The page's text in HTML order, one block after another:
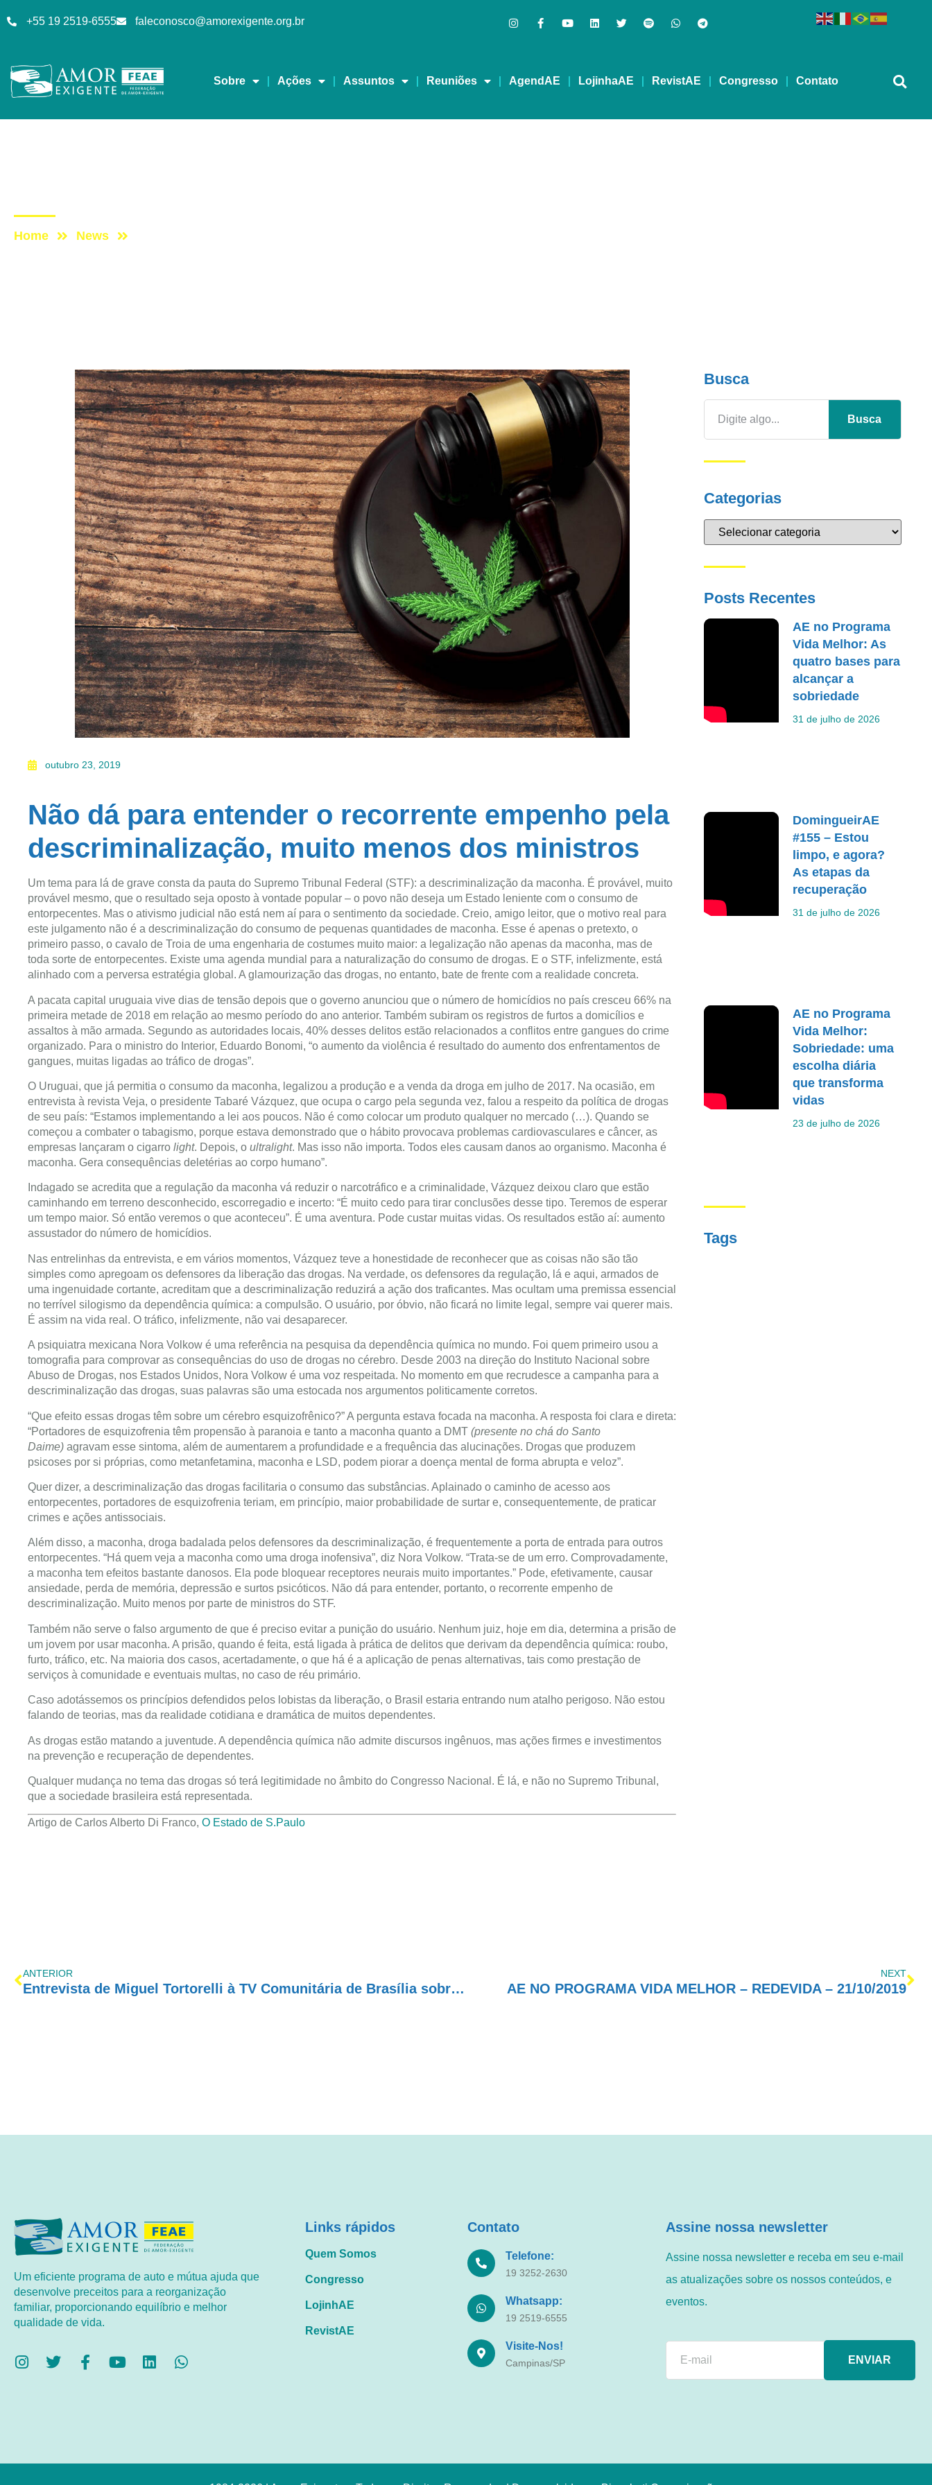
+55 19 2519-6555 faleconosco@amorexigente.org.br
Sobre Ações Assuntos Reuniões AgendAE LojinhaAE RevistAE Congresso Contato
Home News
outubro 23, 2019
Não dá para entender o recorrente empenho pela
descriminalização, muito menos dos ministros
Um tema para lá de grave consta da pauta do Supremo Tribunal Federal (STF): a descriminalização da maconha. É provável, muito
provável mesmo, que o resultado seja oposto à vontade popular – o povo não deseja um Estado leniente com o consumo de
entorpecentes. Mas o ativismo judicial não está nem aí para o sentimento da sociedade. Creio, amigo leitor, que o motivo real para
este julgamento não é a descriminalização do consumo de pequenas quantidades de maconha. Esse é apenas o pretexto, o
primeiro passo, o cavalo de Troia de uma engenharia de costumes muito maior: a legalização não apenas da maconha, mas de
toda sorte de entorpecentes. Existe uma agenda mundial para a naturalização do consumo de drogas. E o STF, infelizmente, está
alinhado com a perversa estratégia global. A glamourização das drogas, no entanto, bate de frente com a realidade concreta.
A pacata capital uruguaia vive dias de tensão depois que o governo anunciou que o número de homicídios no país cresceu 66% na
primeira metade de 2018 em relação ao mesmo período do ano anterior. Também subiram os registros de furtos a domicílios e
assaltos à mão armada. Segundo as autoridades locais, 40% desses delitos estão relacionados a conflitos entre gangues do crime
organizado. Para o ministro do Interior, Eduardo Bonomi, “o aumento da violência é resultado do aumento dos enfrentamentos de
gangues, muitas ligadas ao tráfico de drogas”.
O Uruguai, que já permitia o consumo da maconha, legalizou a produção e a venda da droga em julho de 2017. Na ocasião, em
entrevista à revista Veja, o presidente Tabaré Vázquez, que ocupa o cargo pela segunda vez, falou a respeito da política de drogas
de seu país: “Estamos implementando a lei aos poucos. Não é como colocar um produto qualquer no mercado (…). Quando se
começou a combater o tabagismo, porque estava demonstrado que o hábito provocava problemas cardiovasculares e câncer, as
empresas lançaram o cigarro light. Depois, o ultralight. Mas isso não importa. Todos eles causam danos ao organismo. Maconha é
maconha. Gera consequências deletérias ao corpo humano”.
Indagado se acredita que a regulação da maconha vá reduzir o narcotráfico e a criminalidade, Vázquez deixou claro que estão
caminhando em terreno desconhecido, escorregadio e incerto: “É muito cedo para tirar conclusões desse tipo. Teremos de esperar
um tempo maior. Só então veremos o que aconteceu”. É uma aventura. Pode custar muitas vidas. Os resultados estão aí: aumento
assustador do número de homicídios.
Nas entrelinhas da entrevista, e em vários momentos, Vázquez teve a honestidade de reconhecer que as coisas não são tão
simples como apregoam os defensores da liberação das drogas. Na verdade, os defensores da regulação, lá e aqui, armados de
uma ingenuidade cortante, acreditam que a descriminalização reduzirá a ação dos traficantes. Mas ocultam uma premissa essencial
no terrível silogismo da dependência química: a compulsão. O usuário, por óbvio, não ficará no limite legal, sempre vai querer mais.
É assim na vida real. O tráfico, infelizmente, não vai desaparecer.
A psiquiatra mexicana Nora Volkow é uma referência na pesquisa da dependência química no mundo. Foi quem primeiro usou a
tomografia para comprovar as consequências do uso de drogas no cérebro. Desde 2003 na direção do Instituto Nacional sobre
Abuso de Drogas, nos Estados Unidos, Nora Volkow é uma voz respeitada. No momento em que recrudesce a campanha para a
descriminalização das drogas, suas palavras são uma estocada nos argumentos politicamente corretos.
“Que efeito essas drogas têm sobre um cérebro esquizofrênico?” A pergunta estava focada na maconha. A resposta foi clara e direta:
“Portadores de esquizofrenia têm propensão à paranoia e tanto a maconha quanto a DMT (presente no chá do Santo
Daime) agravam esse sintoma, além de aumentarem a profundidade e a frequência das alucinações. Drogas que produzem
psicoses por si próprias, como metanfetamina, maconha e LSD, podem piorar a doença mental de forma abrupta e veloz”.
Quer dizer, a descriminalização das drogas facilitaria o consumo das substâncias. Aplainado o caminho de acesso aos
entorpecentes, portadores de esquizofrenia teriam, em princípio, maior probabilidade de surtar e, consequentemente, de praticar
crimes e ações antissociais.
Além disso, a maconha, droga badalada pelos defensores da descriminalização, é frequentemente a porta de entrada para outros
entorpecentes. “Há quem veja a maconha como uma droga inofensiva”, diz Nora Volkow. “Trata-se de um erro. Comprovadamente,
a maconha tem efeitos bastante danosos. Ela pode bloquear receptores neurais muito importantes.” Pode, efetivamente, causar
ansiedade, perda de memória, depressão e surtos psicóticos. Não dá para entender, portanto, o recorrente empenho de
descriminalização. Muito menos por parte de ministros do STF.
Também não serve o falso argumento de que é preciso evitar a punição do usuário. Nenhum juiz, hoje em dia, determina a prisão de
um jovem por usar maconha. A prisão, quando é feita, está ligada à prática de delitos que derivam da dependência química: roubo,
furto, tráfico, etc. Na maioria dos casos, acertadamente, o que há é a aplicação de penas alternativas, tais como prestação de
serviços à comunidade e eventuais multas, no caso de réu primário.
Caso adotássemos os princípios defendidos pelos lobistas da liberação, o Brasil estaria entrando num atalho perigoso. Não estou
falando de teorias, mas da realidade cotidiana e dramática de muitos dependentes.
As drogas estão matando a juventude. A dependência química não admite discursos ingênuos, mas ações firmes e investimentos
na prevenção e recuperação de dependentes.
Qualquer mudança no tema das drogas só terá legitimidade no âmbito do Congresso Nacional. É lá, e não no Supremo Tribunal,
que a sociedade brasileira está representada.
Artigo de Carlos Alberto Di Franco, O Estado de S.Paulo
Busca
Busca
Categorias
Posts Recentes
AE no Programa
Vida Melhor: As
quatro bases para
alcançar a
sobriedade
31 de julho de 2026
DomingueirAE
#155 – Estou
limpo, e agora?
As etapas da
recuperação
31 de julho de 2026
AE no Programa
Vida Melhor:
Sobriedade: uma
escolha diária
que transforma
vidas
23 de julho de 2026
Tags
ANTERIOR
Entrevista de Miguel Tortorelli à TV Comunitária de Brasília sobre Descriminalização das drogas
NEXT
AE NO PROGRAMA VIDA MELHOR – REDEVIDA – 21/10/2019
Um eficiente programa de auto e mútua ajuda que
desenvolve preceitos para a reorganização
familiar, proporcionando equilíbrio e melhor
qualidade de vida.
Links rápidos
Quem Somos
Congresso
LojinhAE
RevistAE
Contato
Telefone:
19 3252-2630
Whatsapp:
19 2519-6555
Visite-Nos!
Campinas/SP
Assine nossa newsletter
Assine nossa newsletter e receba em seu e-mail
as atualizações sobre os nossos conteúdos, e
eventos.
ENVIAR